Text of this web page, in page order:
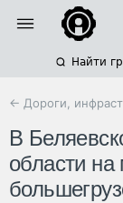
Найти
← Дороги,
В
области на